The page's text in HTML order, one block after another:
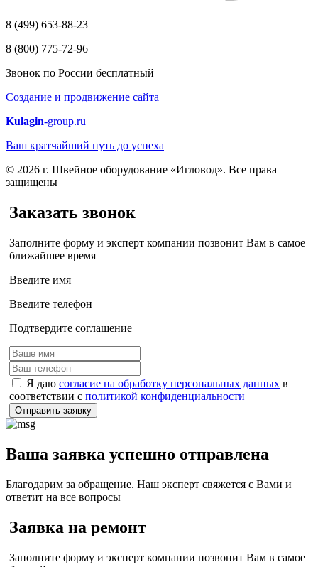
8 (499) 653-88-23
8 (800) 775-72-96
Звонок по России бесплатный
Создание и продвижение сайта
Kulagin-group.ru
Ваш кратчайший путь до успеха
© 2026 г. Швейное оборудование «Игловод». Все права
защищены
Заказать звонок
Заполните форму и эксперт компании позвонит Вам в самое
ближайшее время
Введите имя
Введите телефон
Подтвердите соглашение
Я даю согласие на обработку персональных данных в
соответствии с политикой конфиденциальности
Отправить заявку
Ваша заявка успешно отправлена
Благодарим за обращение. Наш эксперт свяжется с Вами и
ответит на все вопросы
Заявка на ремонт
Заполните форму и эксперт компании позвонит Вам в самое